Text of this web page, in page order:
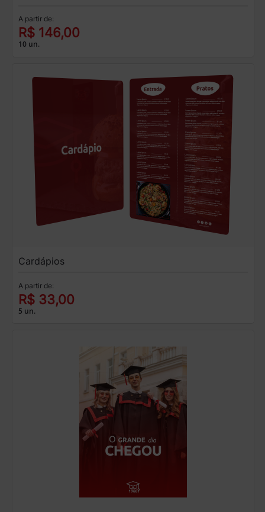
A partir de:
R$ 146,00
10 un.
Cardápios
A partir de:
R$ 33,00
5 un.